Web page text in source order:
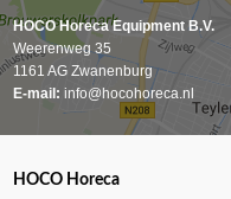
HOCO Horeca Equipment B.V.
Weerenweg 35
1161 AG Zwanenburg
E-mail: info@hocohoreca.nl
HOCO Horeca